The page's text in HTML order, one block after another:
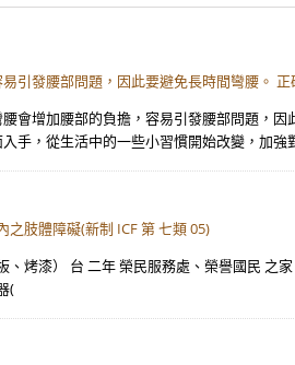
引發腰部問題，因此要避免長時間彎腰。
會增加腰部的負擔，容易引發腰部問題，
手，從生活中的一些小習慣開始改變，加強
之肢體障礙(新制 ICF 第 七類 05)
烤漆） 台 二年 榮民服務處、榮譽國民 之
(